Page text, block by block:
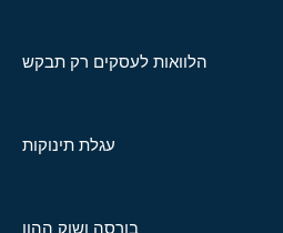
הלוואות לעסקים רק תבקש
עגלת תינוקות
בורסה ושוק ההון